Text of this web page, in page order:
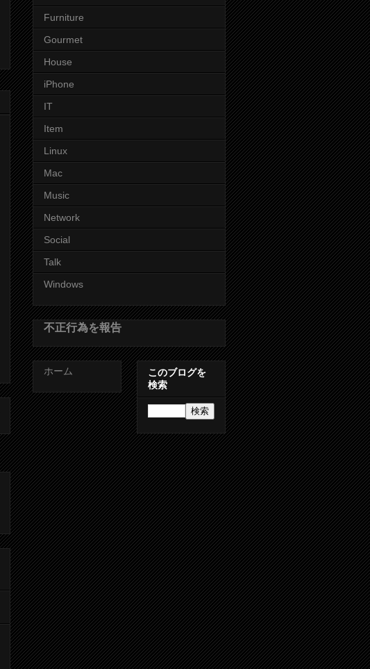
Furniture
Gourmet
House
iPhone
IT
Item
Linux
Mac
Music
Network
Social
Talk
Windows
不正行為を報告
ホーム
このブログを
検索